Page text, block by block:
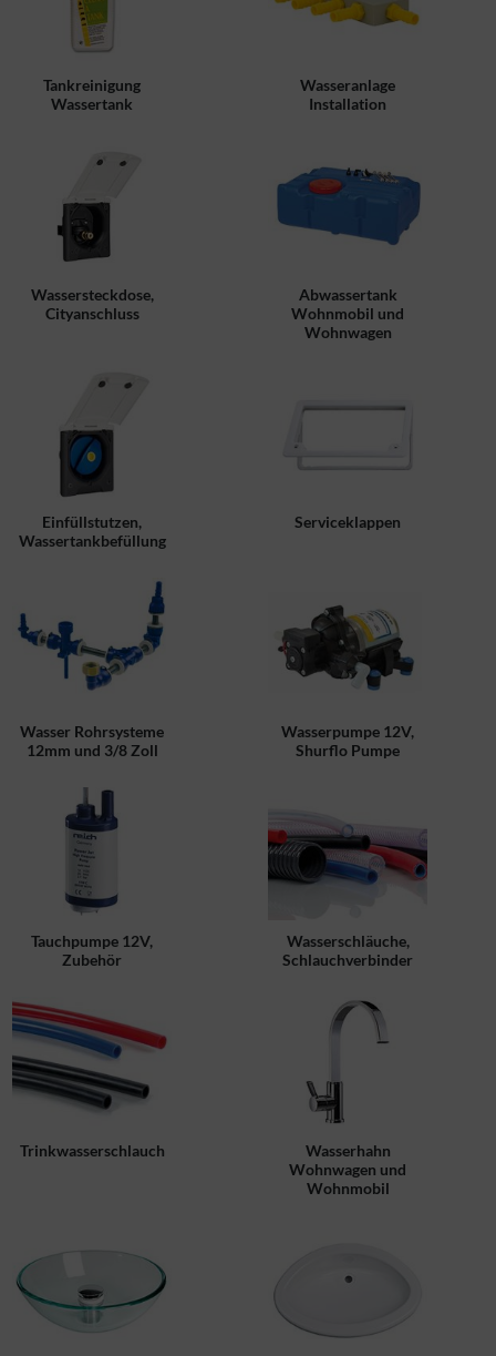
Tankreinigung
Wassertank
Wasseranlage
Installation
Wassersteckdose,
Cityanschluss
Abwassertank
Wohnmobil und
Wohnwagen
Einfüllstutzen,
Wassertankbefüllung
Serviceklappen
Wasser Rohrsysteme
12mm und 3/8 Zoll
Wasserpumpe 12V,
Shurflo Pumpe
Tauchpumpe 12V,
Zubehör
Wasserschläuche,
Schlauchverbinder
Trinkwasserschlauch
Wasserhahn
Wohnwagen und
Wohnmobil